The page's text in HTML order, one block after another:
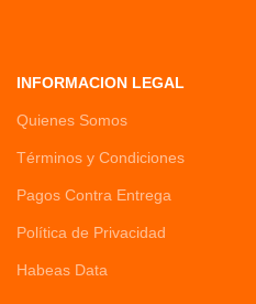
INFORMACION LEGAL
Quienes Somos
Términos y Condiciones
Pagos Contra Entrega
Política de Privacidad
Habeas Data